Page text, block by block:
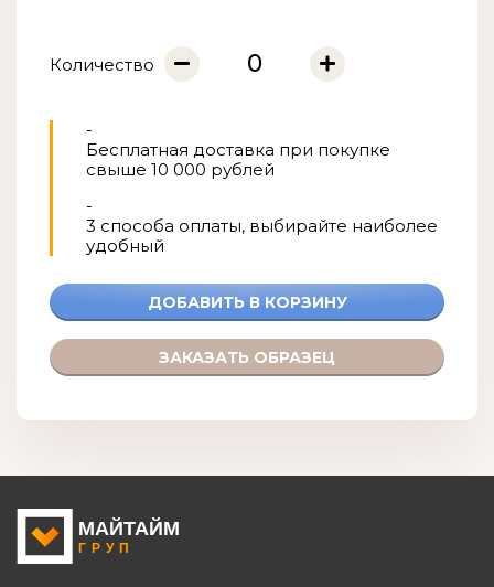
Количество
-
Бесплатная доставка при покупке
свыше 10 000 рублей
-
3 способа оплаты, выбирайте наиболее
удобный